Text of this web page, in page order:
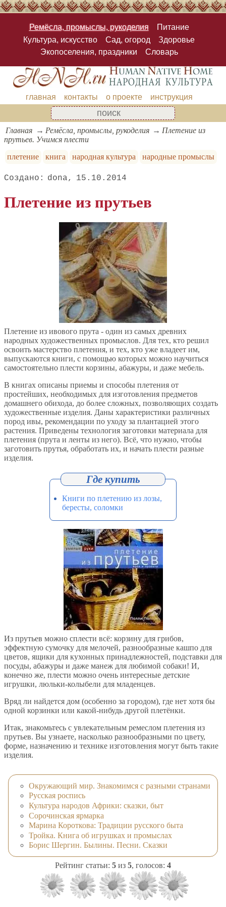
Ремёсла, промыслы, рукоделия
Питание
Культура, искусство
Сад, огород
Здоровье
Экопоселения, праздники
Словарь
главная контакты о проекте инструкция
Главная Ремёсла, промыслы, рукоделия
Плетение из
прутьев. Учимся плести
плетение
книга народная культура народные промыслы
dona 15.10.2014
Плетение из прутьев
Плетение из ивового прута - один из самых древних
народных художественных промыслов. Для тех, кто решил
освоить мастерство плетения, и тех, кто уже владеет им,
выпускаются книги, с помощью которых можно научиться
самостоятельно плести корзины, абажуры, и даже мебель.
В книгах описаны приемы и способы плетения от
простейших, необходимых для изготовления предметов
домашнего обихода, до более сложных, позволяющих создать
художественные изделия. Даны характеристики различных
пород ивы, рекомендации по уходу за плантацией этого
растения. Приведены технология заготовки материала для
плетения (прута и ленты из него). Всё, что нужно, чтобы
заготовить прутья, обработать их, и начать плести разные
изделия.
Книги по плетению из лозы,
бересты, соломки
Из прутьев можно сплести всё: корзину для грибов,
эффектную сумочку для мелочей, разнообразные кашпо для
цветов, ящики для кухонных принадлежностей, подставки для
посуды, абажуры и даже манеж для любимой собаки! И,
конечно же, плести можно очень интересные детские
игрушки, люльки-колыбели для младенцев.
Вряд ли найдется дом (особенно за городом), где нет хотя бы
одной корзинки или какой-нибудь другой плетёнки.
Итак, знакомьтесь с увлекательным ремеслом плетения из
прутьев. Вы узнаете, насколько разнообразными по цвету,
форме, назначению и технике изготовления могут быть такие
изделия.
Окружающий мир. Знакомимся с разными странами
Русская роспись
Культура народов Африки: сказки, быт
Сорочинская ярмарка
Марина Короткова: Традиции русского быта
Тройка. Книга об игрушках и промыслах
Борис Шергин. Былины. Песни. Сказки
Рейтинг статьи: 5 из 5, голосов: 4